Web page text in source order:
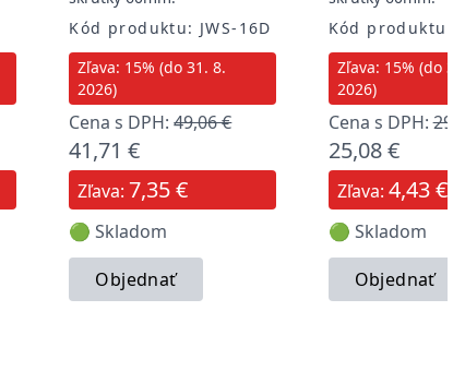
Kód produktu: JWS-16D
Zľava: 15% (do 31. 8.
2026)
Cena s DPH:49,06 €
41,71 €
Zľava:7,35 €
🟢 Skladom
Objednať
Kód produktu:
Zľava: 15% (do
2026)
Cena s DPH:
25,08 €
Zľava: 4,43 €
🟢 Skladom
Objednať